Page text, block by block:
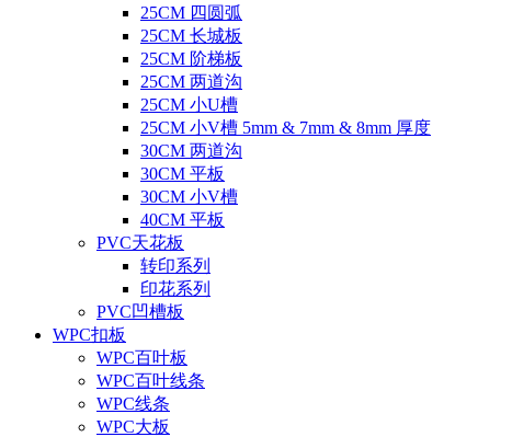
25CM 四圆弧
25CM 长城板
25CM 阶梯板
25CM 两道沟
25CM 小U槽
25CM 小V槽 5mm & 7mm & 8mm 厚度
30CM 两道沟
30CM 平板
30CM 小V槽
40CM 平板
PVC天花板
转印系列
印花系列
PVC凹槽板
WPC扣板
WPC百叶板
WPC百叶线条
WPC线条
WPC大板